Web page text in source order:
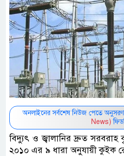
অনলাইনের সর্বশেষ নিউজ পেতে
News)
বিদ্যুৎ ও জ্বালানির দ্রুত সরবরাহ
২০১০ এর ৯ ধারা অনুযায়ী কুইক